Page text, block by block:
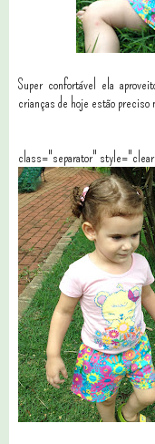
Super confortável ela
crianças de hoje estão
class="separator"